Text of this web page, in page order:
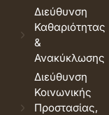
Διεύθυνση
Καθαριότητας
&
Ανακύκλωσης
Διεύθυνση
Κοινωνικής
Προστασίας,